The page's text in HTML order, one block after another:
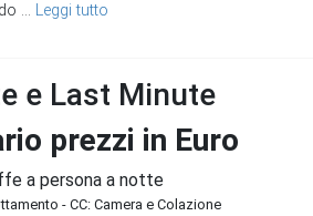
... Leggi tutto
e Last Minute
prezzi in Euro
a persona a notte
- CC: Camera e Colazione